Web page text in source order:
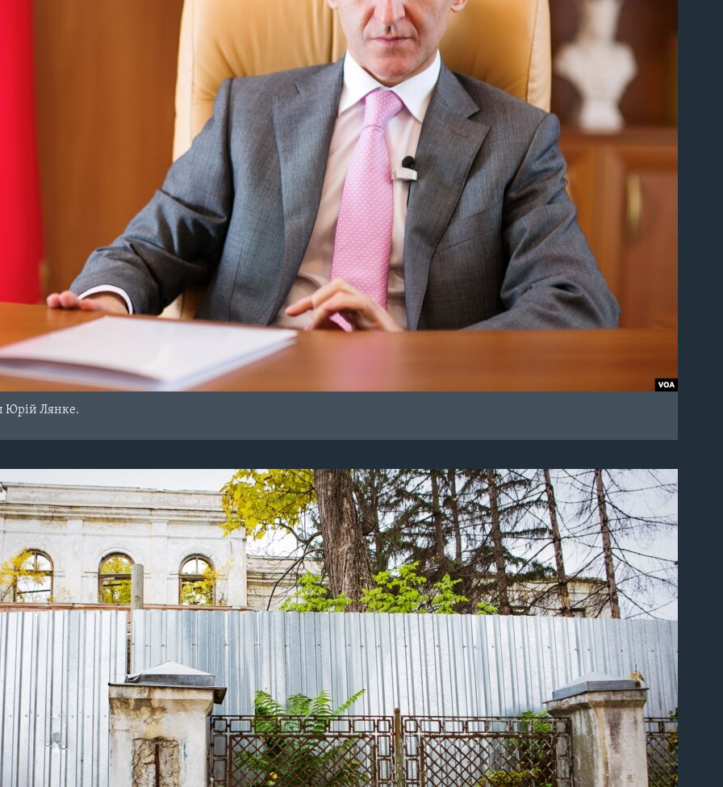
Юрій Лянке.